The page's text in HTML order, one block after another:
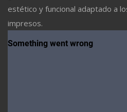
estético y funcional adaptado a
impresos.